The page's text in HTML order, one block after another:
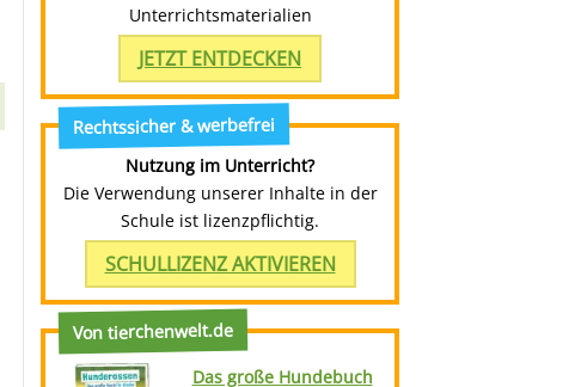
Unterrichtsmaterialien
JETZT ENTDECKEN
Rechtssicher & werbefrei
Nutzung im Unterricht?
Die Verwendung unserer Inhalte in der
Schule ist lizenzpflichtig.
SCHULLIZENZ AKTIVIEREN
Von tierchenwelt.de
Das große Hundebuch